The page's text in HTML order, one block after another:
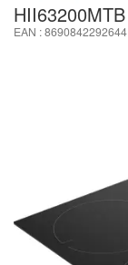
HII63200MTB
EAN : 8690842292644